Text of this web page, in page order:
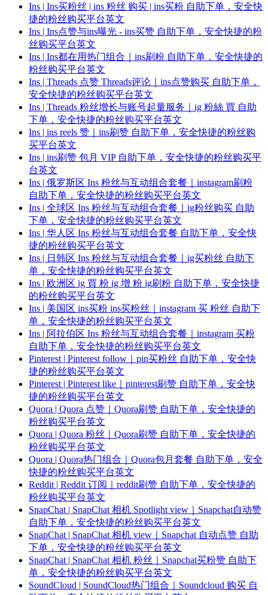
Ins | Ins买粉丝 | ins 粉丝 购买 | ins买粉 自助下单，安全快
捷的粉丝购买平台英文
Ins | Ins点赞与ins曝光 - ins买赞 自助下单，安全快捷的粉
丝购买平台英文
Ins | Ins都在用热门组合｜ins刷粉 自助下单，安全快捷的
粉丝购买平台英文
Ins | Threads 点赞 Threads评论｜ins点赞购买 自助下单，
安全快捷的粉丝购买平台英文
Ins | Threads 粉丝增长与账号起量服务｜ig 粉絲 買 自助
下单，安全快捷的粉丝购买平台英文
Ins | ins reels 赞｜ins刷赞 自助下单，安全快捷的粉丝购
买平台英文
Ins | ins刷赞 包月 VIP 自助下单，安全快捷的粉丝购买平
台英文
Ins | 俄罗斯区 Ins 粉丝与互动组合套餐｜instagram刷粉
自助下单，安全快捷的粉丝购买平台英文
Ins | 全球区 Ins 粉丝与互动组合套餐｜ig粉丝购买 自助
下单，安全快捷的粉丝购买平台英文
Ins | 华人区 Ins 粉丝与互动组合套餐 自助下单，安全快
捷的粉丝购买平台英文
Ins | 日韩区 Ins 粉丝与互动组合套餐｜ig买粉丝 自助下
单，安全快捷的粉丝购买平台英文
Ins | 欧洲区 ig 買 粉 ig 增 粉 ig刷粉 自助下单，安全快捷
的粉丝购买平台英文
Ins | 美国区 ins买粉 ins买粉丝｜instagram 买 粉丝 自助下
单，安全快捷的粉丝购买平台英文
Ins | 阿拉伯区 Ins 粉丝与互动组合套餐｜instagram 买粉
自助下单，安全快捷的粉丝购买平台英文
Pinterest | Pinterest follow｜pin买粉丝 自助下单，安全快
捷的粉丝购买平台英文
Pinterest | Pinterest like｜pinterest刷赞 自助下单，安全快
捷的粉丝购买平台英文
Quora | Quora 点赞｜Quora刷赞 自助下单，安全快捷的
粉丝购买平台英文
Quora | Quora 粉丝｜Quora刷赞 自助下单，安全快捷的
粉丝购买平台英文
Quora | Quora热门组合｜Quora包月套餐 自助下单，安全
快捷的粉丝购买平台英文
Reddit | Reddit 订阅｜reddit刷赞 自助下单，安全快捷的
粉丝购买平台英文
SnapChat | SnapChat 相机 Spotlight view｜Snapchat自动赞
自助下单，安全快捷的粉丝购买平台英文
SnapChat | SnapChat 相机 view｜Snapchat 自动点赞 自助
下单，安全快捷的粉丝购买平台英文
SnapChat | SnapChat 相机 粉丝｜Snapchat买粉赞 自助下
单，安全快捷的粉丝购买平台英文
SoundCloud | SoundCloud热门组合｜Soundcloud 购买 自